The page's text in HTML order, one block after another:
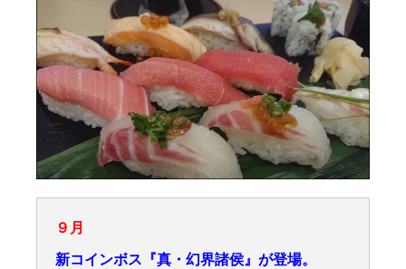
９月
新コインボス『真・幻界諸侯』が登場。